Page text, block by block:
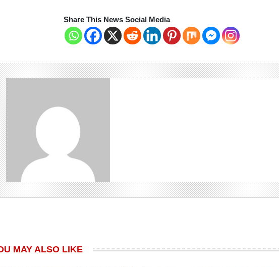
Share This News Social Media
MAY ALSO LIKE